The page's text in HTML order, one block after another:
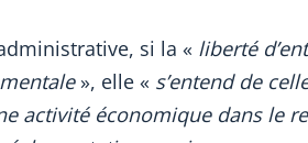
si la « liberté
», elle « s’entend de
activité économique dans le